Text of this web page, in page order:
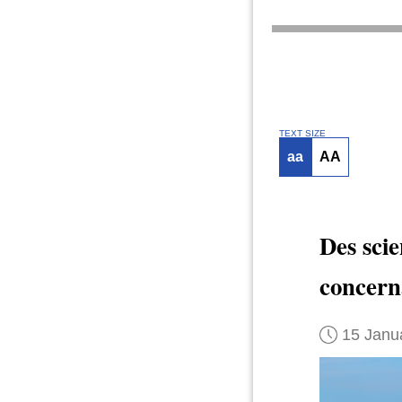
TEXT SIZE
aa AA
Des
15